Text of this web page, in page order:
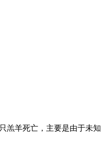
羔羊死亡，主要是由于未知